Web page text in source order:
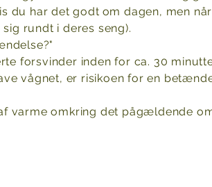
du har det godt om dagen, men
rundt i deres seng).
forsvinder inden for ca. 30
vågnet, er risikoen for en
varme omkring det pågældende